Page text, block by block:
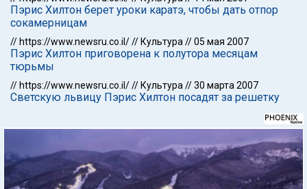
Пэрис Хилтон берет уроки каратэ, чтобы дать отпор
сокамерницам
// https://www.newsru.co.il/// Культура //05 мая 2007
Пэрис Хилтон приговорена к полутора месяцам
тюрьмы
// https://www.newsru.co.il/// Культура //30 марта 2007
Светскую львицу Пэрис Хилтон посадят за решетку